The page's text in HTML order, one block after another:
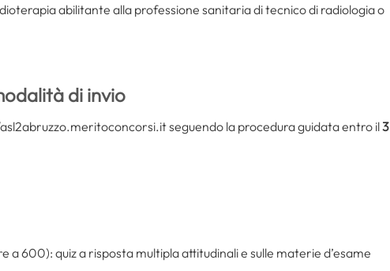
abilitante alla professione sanitaria di tecnico di radiologia o
di invio
seguendo la procedura guidata entro il3
600): quiz a risposta multipla attitudinali e sulle materie d’esame